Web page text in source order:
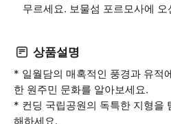
무르세요. 보물섬 포르모사에
상품설명
* 일월담의 매혹적인 풍경과 유적
한 원주민 문화를 알아보세요.
* 컨딩 국립공원의 독특한 지형을
해하세요.